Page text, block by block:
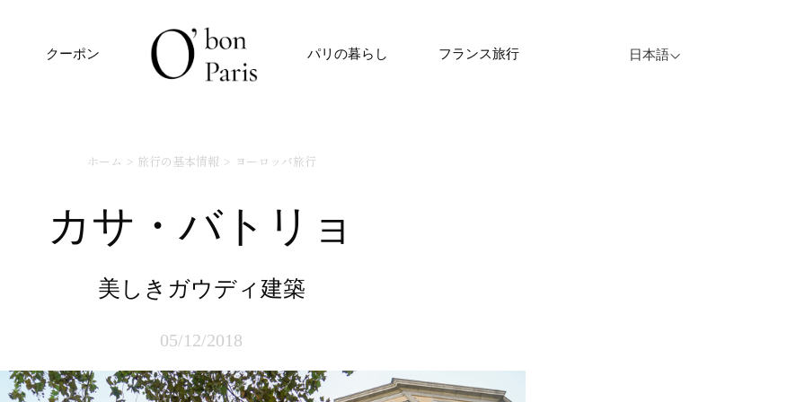
クーポン パリの暮らし フランス旅行 日本語
ホーム 旅行の基本情報 ヨーロッパ旅行
カサ・バトリョ
美しきガウディ建築
05/12/2018